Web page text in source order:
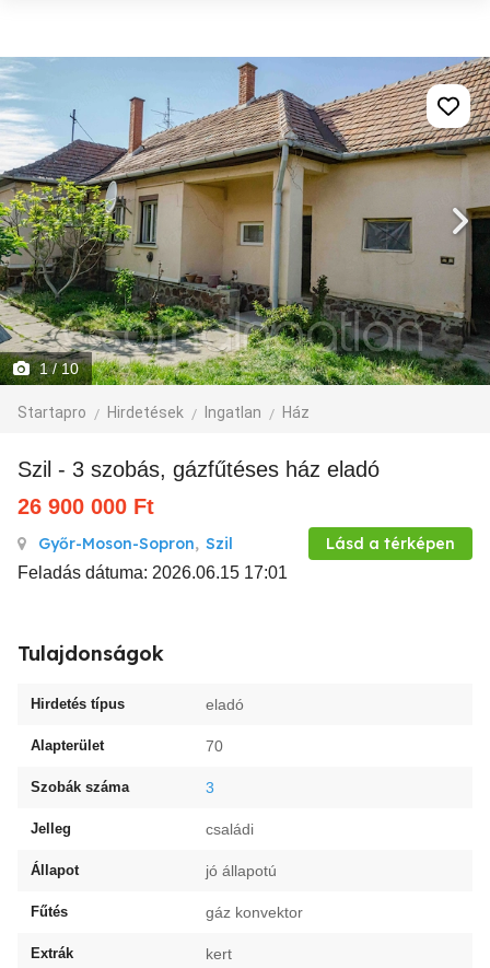
1/ 10
Startapro Hirdetések Ingatlan Ház
Szil - 3 szobás, gázfűtéses ház eladó
26 900 000 Ft
Győr-Moson-Sopron, Szil Lásd a térképen
Feladás dátuma: 2026.06.15 17:01
Tulajdonságok
Hirdetés típus eladó
Alapterület 70
Szobák száma 3
Jelleg családi
Állapot jó állapotú
Fűtés gáz konvektor
Extrák kert